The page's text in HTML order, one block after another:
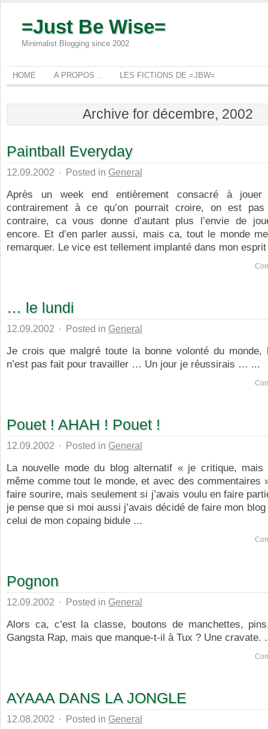
=Just Be Wise=
Minimalist Blogging since 2002
HOME A PROPOS .. LES FICTIONS DE =JBW=
Archive for décembre, 2002
Paintball Everyday
12.09.2002 · Posted in General
Après un week end entièrement consacré à jouer
contrairement à ce qu’on pourrait croire, on est
contraire, ca vous donne d’autant plus l’envie de
encore. Et d’en parler aussi, mais ca, tout le monde
remarquer. Le vice est tellement implanté dans mon
… le lundi
12.09.2002 · Posted in General
Je crois que malgré toute la bonne volonté du monde,
n’est pas fait pour travailler … Un jour je réussirais … ...
Pouet ! AHAH ! Pouet !
12.09.2002 · Posted in General
La nouvelle mode du blog alternatif « je critique,
même comme tout le monde, et avec des commentaires
faire sourire, mais seulement si j’avais voulu en faire
je pense que si moi aussi j’avais décidé de faire mon
celui de mon copaing bidule ...
Pognon
12.09.2002 · Posted in General
Alors ca, c’est la classe, boutons de manchettes,
Gangsta Rap, mais que manque-t-il à Tux ? Une cravate.
AYAAA DANS LA JONGLE
12.08.2002 · Posted in General